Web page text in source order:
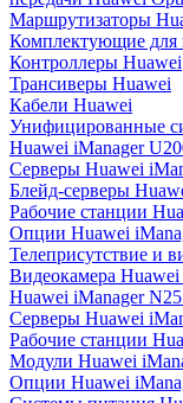
Маршрутизаторы
Комплектующие для
Контроллеры Huawei
Трансиверы Huawei
Кабели Huawei
Унифицированные
Huawei iManager
Серверы Huawei
Блейд-серверы
Рабочие станции
Опции Huawei
Телеприсутствие и
Видеокамера
Huawei iManager
Серверы Huawei
Рабочие станции
Модули Huawei
Опции Huawei